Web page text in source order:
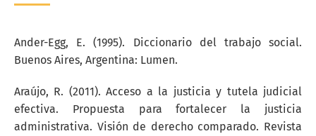
Ander-Egg, E. (1995). Diccionario del trabajo social.
Buenos Aires, Argentina: Lumen.
Araújo, R. (2011). Acceso a la justicia y tutela judicial
efectiva. Propuesta para fortalecer la justicia
administrativa. Visión de derecho comparado. Revista